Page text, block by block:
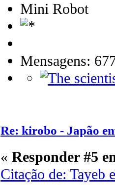
Mini Robot
Mensagens:
Re: kirobo - Japão
« Responder #5
Citação de: Tayeb